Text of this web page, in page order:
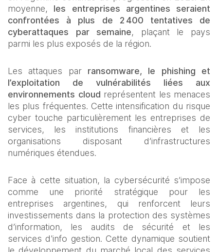
moyenne, les entreprises argentines seraient
confrontées à plus de 2 400 tentatives de
cyberattaques par semaine, plaçant le pays
parmi les plus exposés de la région.
Les attaques par ransomware, le phishing et
l’exploitation de vulnérabilités liées aux
environnements cloud représentent les menaces
les plus fréquentes. Cette intensification du risque
cyber touche particulièrement les entreprises de
services, les institutions financières et les
organisations disposant d’infrastructures
numériques étendues.
Face à cette situation, la cybersécurité s’impose
comme une priorité stratégique pour les
entreprises argentines, qui renforcent leurs
investissements dans la protection des systèmes
d’information, les audits de sécurité et les
services d'info gestion. Cette dynamique soutient